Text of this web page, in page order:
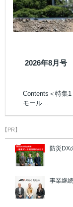
2026年8月号
Contents＜特集
モール…
【PR】
防災DX
事業継